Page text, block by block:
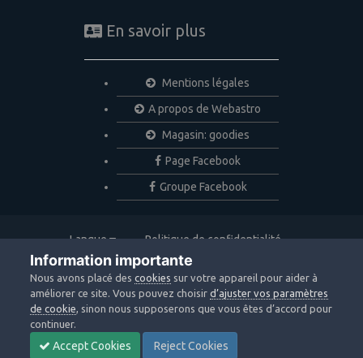
En savoir plus
Mentions légales
A propos de Webastro
Magasin: goodies
Page Facebook
Groupe Facebook
Langue
Politique de confidentialité
Nous contacter
Copyright © 2020 Webastro
Powered by Invision Community
Information importante
Nous avons placé descookies sur votre appareil pour aider à
améliorer ce site. Vous pouvez choisird’ajuster vos paramètres
de cookie, sinon nous supposerons que vous êtes d’accord pour
continuer.
Accept Cookies Reject Cookies